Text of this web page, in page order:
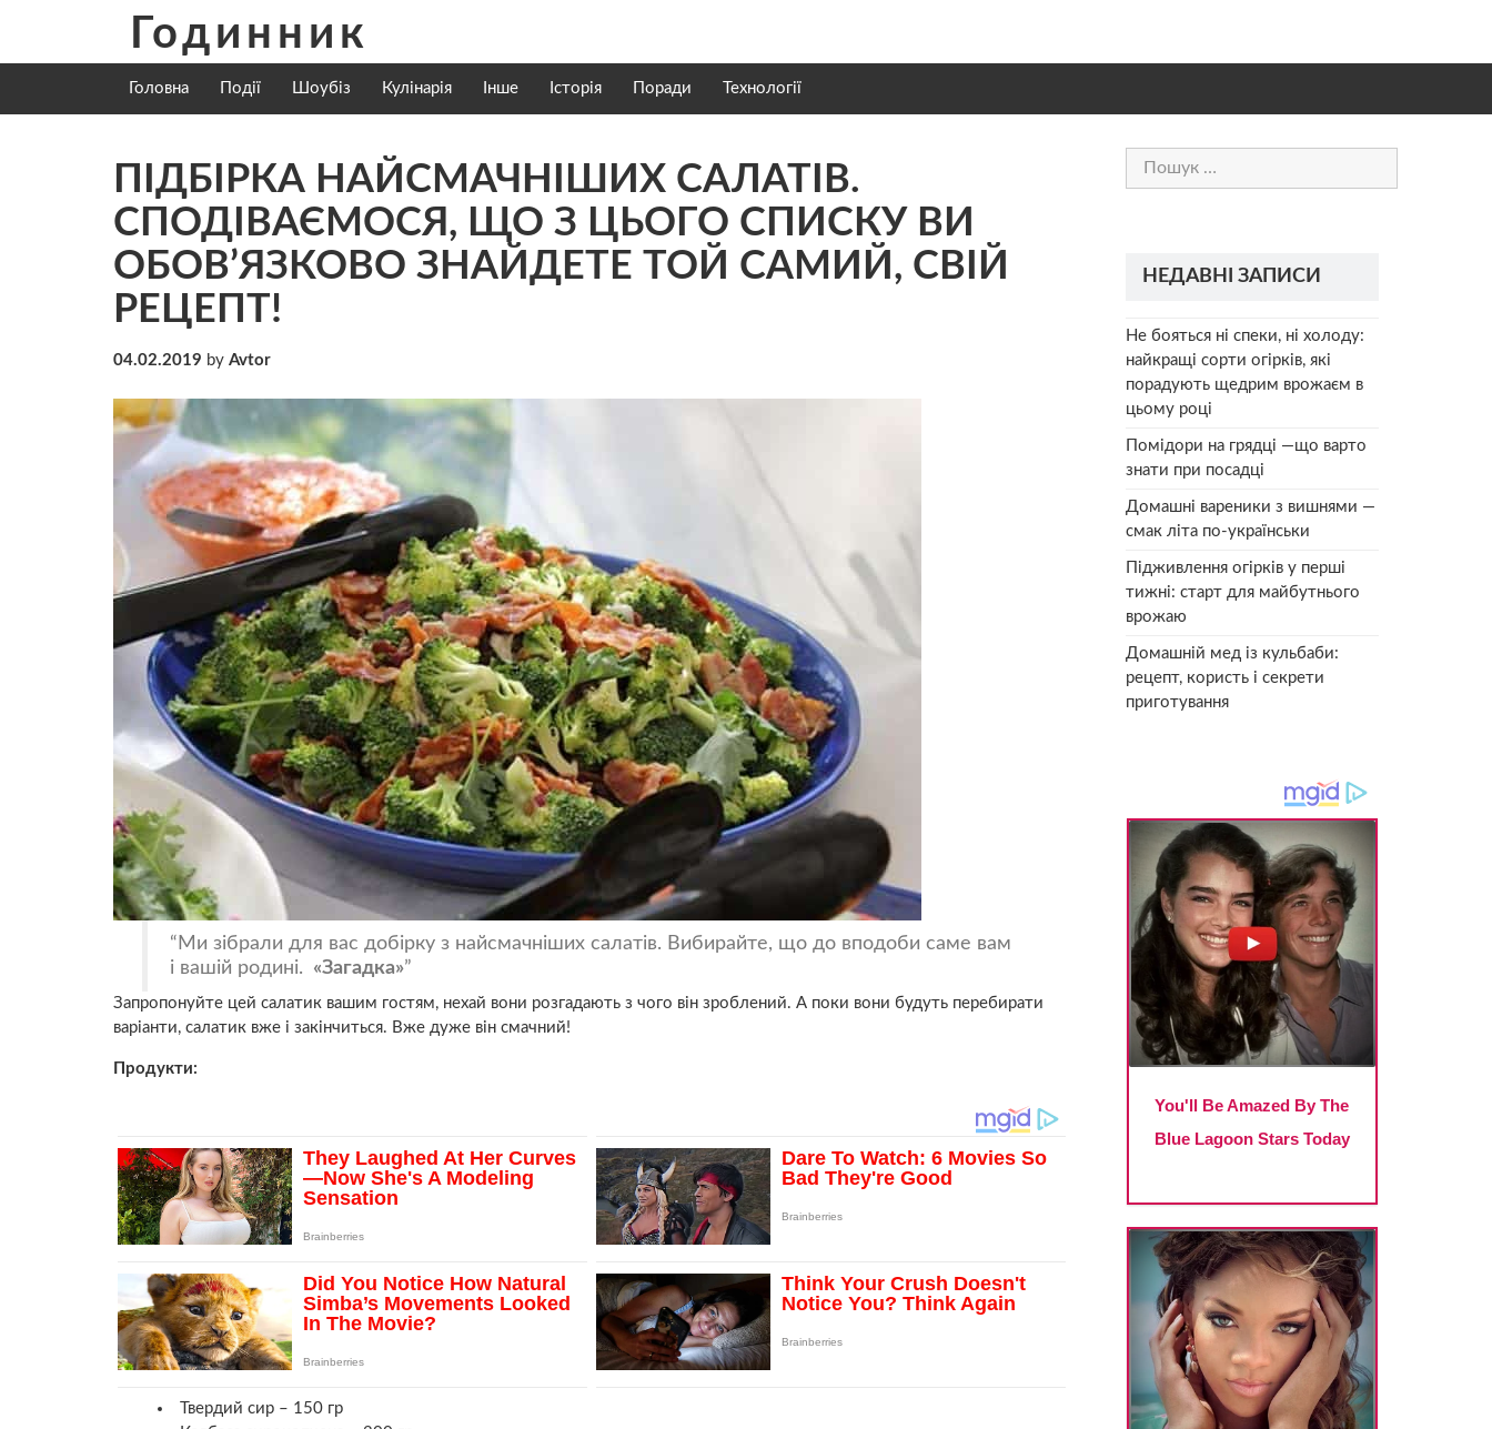
content
Годинник
Головна Події Шоубіз Кулінарія Інше Історія Поради Технології
ПІДБІРКА НАЙСМАЧНІШИХ САЛАТІВ.
СПОДІВАЄМОСЯ, ЩО З ЦЬОГО СПИСКУ ВИ
ОБОВ’ЯЗКОВО ЗНАЙДЕТЕ ТОЙ САМИЙ, СВІЙ
РЕЦЕПТ!
04.02.2019 by Avtor
Ми зібрали для вас добірку з найсмачніших салатів. Вибирайте, що до вподоби саме вам
і вашій родині.
«Загадка»
Запропонуйте цей салатик вашим гостям, нехай вони розгадають з чого він зроблений. А поки вони будуть перебирати
варіанти, салатик вже і закінчиться. Вже дуже він смачний!
Продукти:
Твердий сир – 150 гр
Пошук:
НЕДАВНІ ЗАПИСИ
Не бояться ні спеки, ні холоду:
найкращі сорти огірків, які
порадують щедрим врожаєм в
цьому році
Помідори на грядці —що варто
знати при посадці
Домашні вареники з вишнями —
смак літа по-українськи
Підживлення огірків у перші
тижні: старт для майбутнього
врожаю
Домашній мед із кульбаби:
рецепт, користь і секрети
приготування